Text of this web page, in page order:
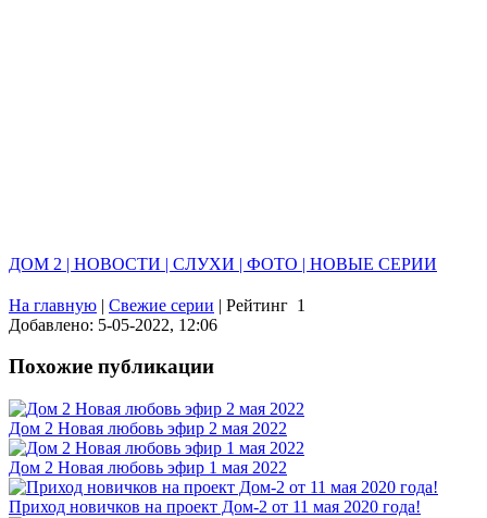
ДОМ 2 | НОВОСТИ | СЛУХИ | ФОТО | НОВЫЕ СЕРИИ
На главную | Свежие серии | Рейтинг 1
Добавлено: 5-05-2022, 12:06
Похожие публикации
Дом 2 Новая любовь эфир 2 мая 2022
Дом 2 Новая любовь эфир 1 мая 2022
Приход новичков на проект Дом-2 от 11 мая 2020 года!